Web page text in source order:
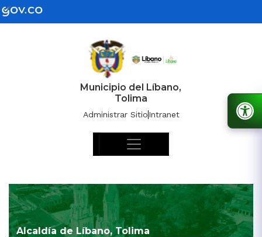
Municipio del Líbano,
Tolima
Administrar SitioIntranet
Alcaldía de Líbano, Tolima